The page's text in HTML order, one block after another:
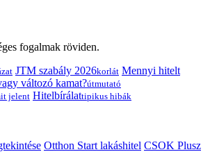
fogalmak röviden.
JTM szabály 2026korlát Mennyi hitelt
változó kamat?útmutató
jelent Hitelbírálattipikus hibák
Otthon Start lakáshitel CSOK Plusz